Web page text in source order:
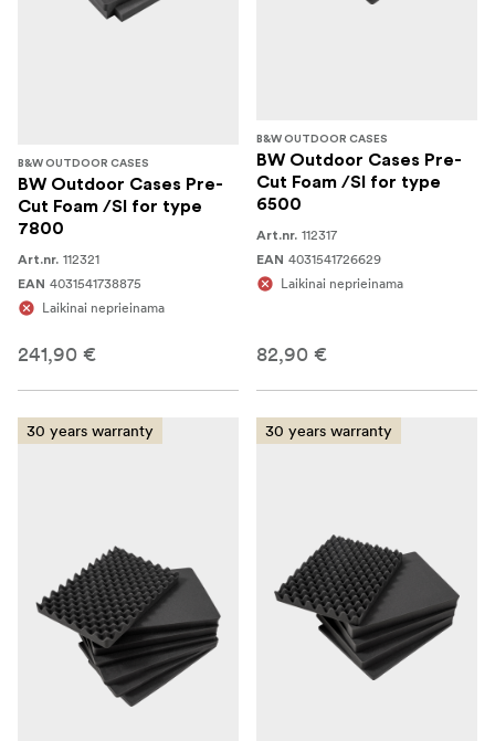
B&W OUTDOOR CASES
BW Outdoor Cases Pre-
Cut Foam /SI for type
7800
Art.nr. 112321
EAN 4031541738875
Laikinai neprieinama
241,90 €
B&W OUTDOOR CASES
BW Outdoor Cases Pre-
Cut Foam /SI for type
6500
Art.nr. 112317
EAN 4031541726629
Laikinai neprieinama
82,90 €
30 years warranty 30 years warranty